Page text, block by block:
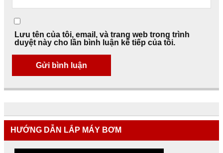
Lưu tên của tôi, email, và trang web trong trình
duyệt này cho lần bình luận kế tiếp của tôi.
HƯỚNG DẪN LẮP MÁY BƠM